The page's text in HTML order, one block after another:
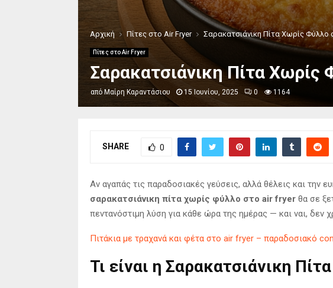
Αρχική Πίτες στο Air Fryer Σαρακατσιάνικη Πίτα Χωρίς
Πίτες στο Air Fryer
Σαρακατσιάνικη Πίτα
από Μαίρη Καραντάσιου 15 Ιουνίου, 2025 0 1164
SHARE 0
Αν αγαπάς τις παραδοσιακές γεύσεις, αλλά θέλεις και την
σαρακατσιάνικη πίτα χωρίς φύλλο στο air fryer θα σε
πεντανόστιμη λύση για κάθε ώρα της ημέρας — και ναι, δεν
Πιτάκια με τραχανά και φέτα στο air fryer – παραδοσιακό
Τι είναι η Σαρακατσιάνικη